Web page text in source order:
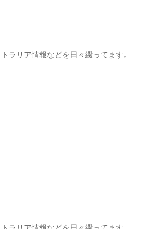
ラリア情報などを日々綴ってます。